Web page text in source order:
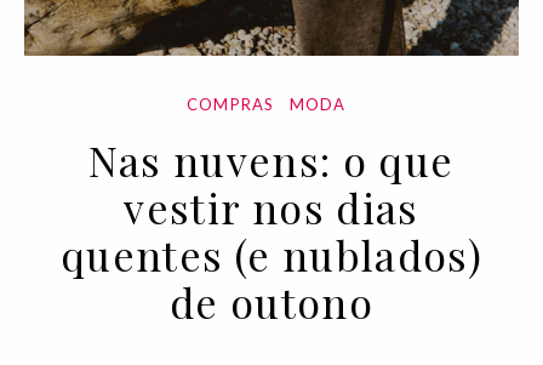
COMPRAS MODA
Nas nuvens: o que
vestir nos dias
quentes (e nublados)
de outono